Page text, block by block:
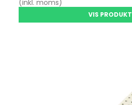
(inkl. moms)
VIS PRODUKT